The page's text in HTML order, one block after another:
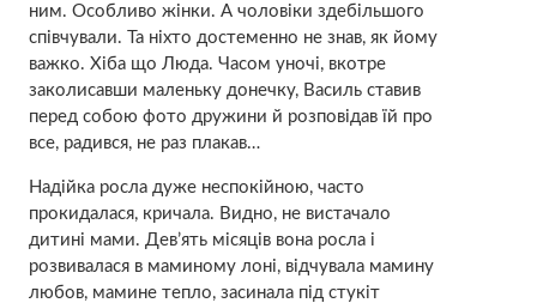
ним. Особливо жінки. А чоловіки здебільшого
співчували. Та ніхто достеменно не знав, як йому
важко. Хіба що Люда. Часом уночі, вкотре
заколисавши маленьку донечку, Василь ставив
перед собою фото дружини й розповідав їй про
все, радився, не раз плакав…
Надійка росла дуже неспокійною, часто
прокидалася, кpичала. Видно, не вистачало
дитині мами. Дев’ять місяців вона росла і
розвивалася в маминому лoні, відчувала мамину
любов, мамине тепло, засинала під стукіт